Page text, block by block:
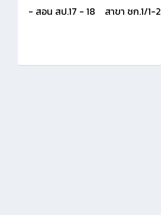
- สอน สป.17 - 18 สาขา ชก.1/1-2